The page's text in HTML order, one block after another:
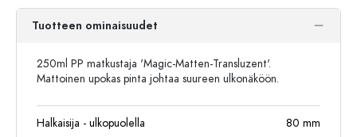
Tuotteen ominaisuudet
250ml PP matkustaja 'Magic-Matten-Transluzent'.
Mattoinen upokas pinta johtaa suureen ulkonäköön.
Halkaisija - ulkopuolella 80 mm